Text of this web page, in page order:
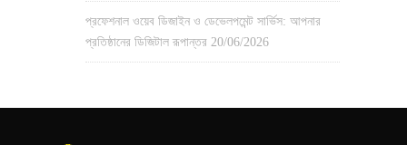
প্রফেশনাল ওয়েব ডিজাইন ও ডেভেলপমেন্ট সার্ভিস: আপনার
প্রতিষ্ঠানের ডিজিটাল রূপান্তর 20/06/2026